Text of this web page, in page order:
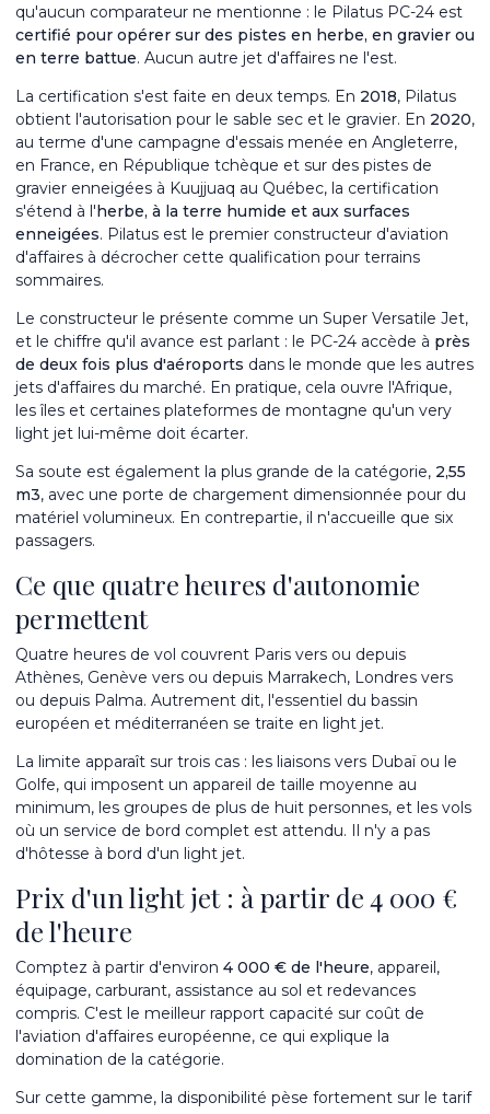
qu'aucun comparateur ne mentionne : le Pilatus PC-24 est
certifié pour opérer sur des pistes en herbe, en gravier ou
en terre battue. Aucun autre jet d'affaires ne l'est.
La certification s'est faite en deux temps. En 2018, Pilatus
obtient l'autorisation pour le sable sec et le gravier. En 2020,
au terme d'une campagne d'essais menée en Angleterre,
en France, en République tchèque et sur des pistes de
gravier enneigées à Kuujjuaq au Québec, la certification
s'étend à l'herbe, à la terre humide et aux surfaces
enneigées. Pilatus est le premier constructeur d'aviation
d'affaires à décrocher cette qualification pour terrains
sommaires.
Le constructeur le présente comme un Super Versatile Jet,
et le chiffre qu'il avance est parlant : le PC-24 accède à près
de deux fois plus d'aéroports dans le monde que les autres
jets d'affaires du marché. En pratique, cela ouvre l'Afrique,
les îles et certaines plateformes de montagne qu'un very
light jet lui-même doit écarter.
Sa soute est également la plus grande de la catégorie, 2,55
m3, avec une porte de chargement dimensionnée pour du
matériel volumineux. En contrepartie, il n'accueille que six
passagers.
Ce que quatre heures d'autonomie
permettent
Quatre heures de vol couvrent Paris vers ou depuis
Athènes, Genève vers ou depuis Marrakech, Londres vers
ou depuis Palma. Autrement dit, l'essentiel du bassin
européen et méditerranéen se traite en light jet.
La limite apparaît sur trois cas : les liaisons vers Dubaï ou le
Golfe, qui imposent un appareil de taille moyenne au
minimum, les groupes de plus de huit personnes, et les vols
où un service de bord complet est attendu. Il n'y a pas
d'hôtesse à bord d'un light jet.
Prix d'un light jet : à partir de 4 000 €
de l'heure
Comptez à partir d'environ 4 000 € de l'heure, appareil,
équipage, carburant, assistance au sol et redevances
compris. C'est le meilleur rapport capacité sur coût de
l'aviation d'affaires européenne, ce qui explique la
domination de la catégorie.
Sur cette gamme, la disponibilité pèse fortement sur le tarif